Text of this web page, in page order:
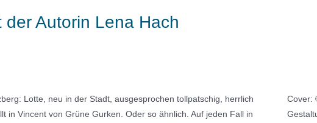
Autorin Lena Hach
Lotte, neu in der Stadt, ausgesprochen tollpatschig, herrlich
in Vincent von Grüne Gurken. Oder so ähnlich. Auf jeden Fall in
Cover: